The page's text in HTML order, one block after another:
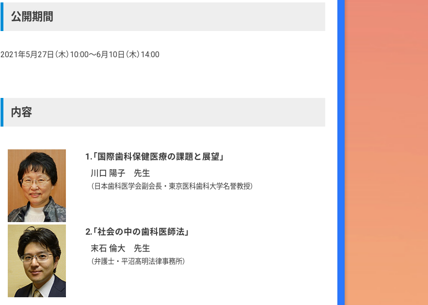
公開期間
2021年5月27日（木）10:00～6月10日（木）14:00
内容
1.「国際歯科保健医療の課題と展望」
川口 陽子 先生
（日本歯科医学会副会長・東京医科歯科大学名誉教授）
2.「社会の中の歯科医師法」
末石 倫大 先生
（弁護士・平沼髙明法律事務所）